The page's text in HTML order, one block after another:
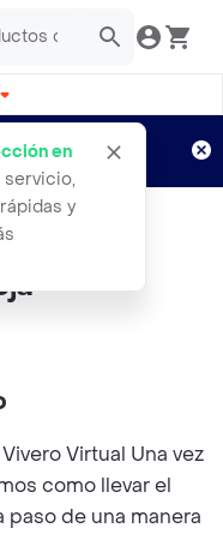
en
servicio,
y
Aplican TyC
De
Virtual Una vez
como llevar el
de una manera